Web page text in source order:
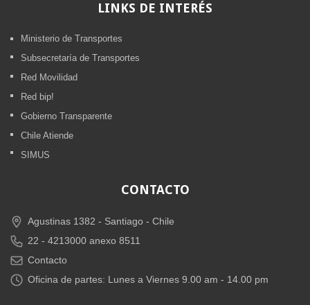
LINKS DE INTERÉS
Ministerio de Transportes
Subsecretaría de Transportes
Red Movilidad
Red bip!
Gobierno Transparente
Chile Atiende
SIMUS
CONTACTO
Agustinas 1382 - Santiago - Chile
22 - 4213000 anexo 8511
Contacto
Oficina de partes: Lunes a Viernes 9.00 am - 14.00 pm